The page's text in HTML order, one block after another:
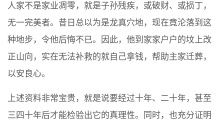
人家不是家业凋零，就是子孙残疾，或破财、或损丁，
无一完美者。昔日总以为是龙真穴地，现在竟沦落到这
种地步，令他后悔不已。因此，他到家家户户的坟上改
正山向，实在无法补救的就自己拿钱，帮助主家迁葬，
以安良心。
上述资料非常宝贵，就是说要经过十年、二十年，甚至
三四十年后才能检验出它的真理性。同时，也充分证明